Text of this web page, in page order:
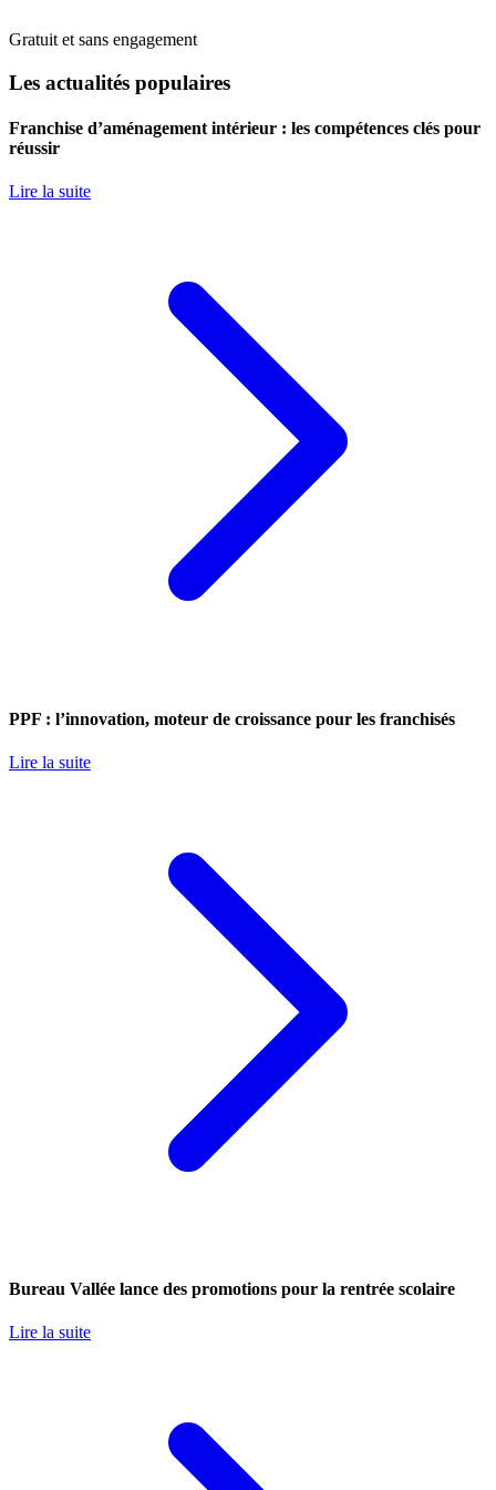
Gratuit et sans engagement
Les actualités populaires
Franchise d’aménagement intérieur : les compétences clés pour
réussir
Lire la suite
PPF : l’innovation, moteur de croissance pour les franchisés
Lire la suite
Bureau Vallée lance des promotions pour la rentrée scolaire
Lire la suite